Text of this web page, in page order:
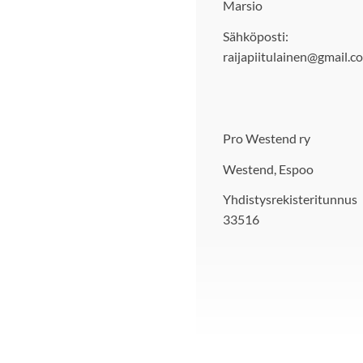
Marsio
Sähköposti:
Pro Westend ry
Westend, Espoo
Yhdistysrekisteritunnus
33516